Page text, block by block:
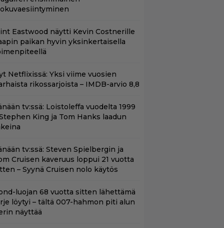
Eastwood näytti Kevin Costnerille
paikan hyvin yksinkertaisella
Netflixissä: Yksi viime vuosien
rikossarjoista – IMDB-arvio 8,8
tv:ssä: Loistoleffa vuodelta 1999
King ja Tom Hanks laadun
tv:ssä: Steven Spielbergin ja
Cruisen kaveruus loppui 21 vuotta
– Syynä Cruisen nolo käytös
luojan 68 vuotta sitten lähettämä
löytyi – tältä 007-hahmon piti alun
näyttää